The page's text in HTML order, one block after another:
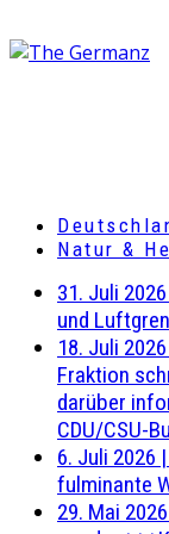
Natur &
31. Juli 2026
und
18. Juli 2026
Fraktion
darüber
CDU/CSU-
6. Juli 2026 |
fulminante
29. Mai 2026